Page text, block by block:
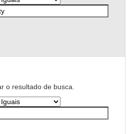
o resultado de busca.